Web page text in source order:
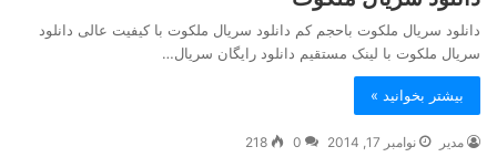
دانلود سریال ملکوت باحجم کم دانلود سریال ملکوت با کیفیت عالی دانلود
سریال ملکوت با لینک مستقیم دانلود رایگان سریال…
بیشتر بخوانید »
مدیر نوامبر 17, 2014 0
218